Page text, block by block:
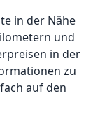
in der Nähe
und
in der
zu
auf den